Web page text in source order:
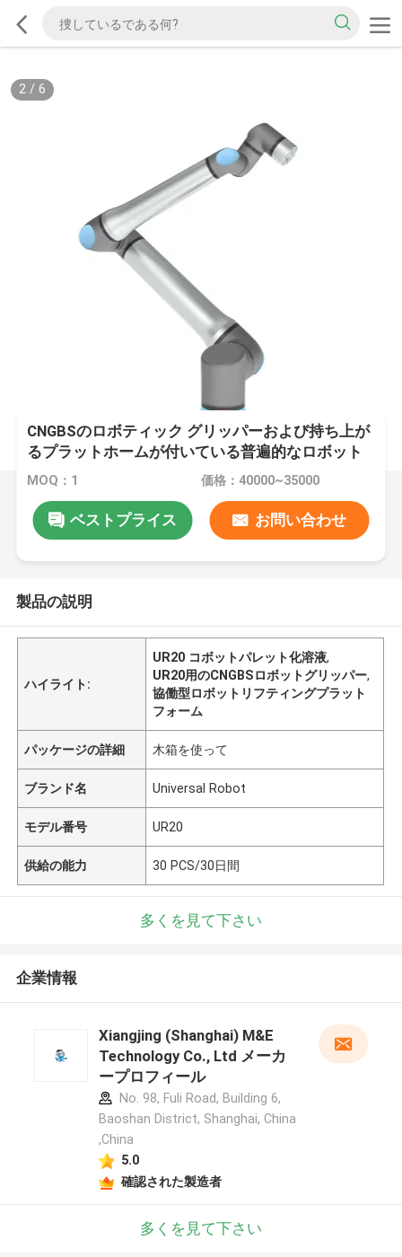
2/ 6
CNGBSのロボティック グリッパーおよび持ち上が
るプラットホームが付いている普遍的なロボット
UR20のためのCobotのパレットで運搬する解決
MOQ：1 価格：40000~35000
ベストプライス お問い合わせ
製品の説明
ハイライト:
UR20 コボットパレット化溶液,
UR20用のCNGBSロボットグリッパー,
協働型ロボットリフティングプラット
フォーム
パッケージの詳細 木箱を使って
ブランド名 Universal Robot
モデル番号 UR20
供給の能力 30 PCS/30日間
多くを見て下さい
企業情報
Xiangjing (Shanghai) M&E
Technology Co., Ltd メーカ
ープロフィール
No. 98, Fuli Road, Building 6,
Baoshan District, Shanghai, China
,China
5.0
確認された製造者
多くを見て下さい